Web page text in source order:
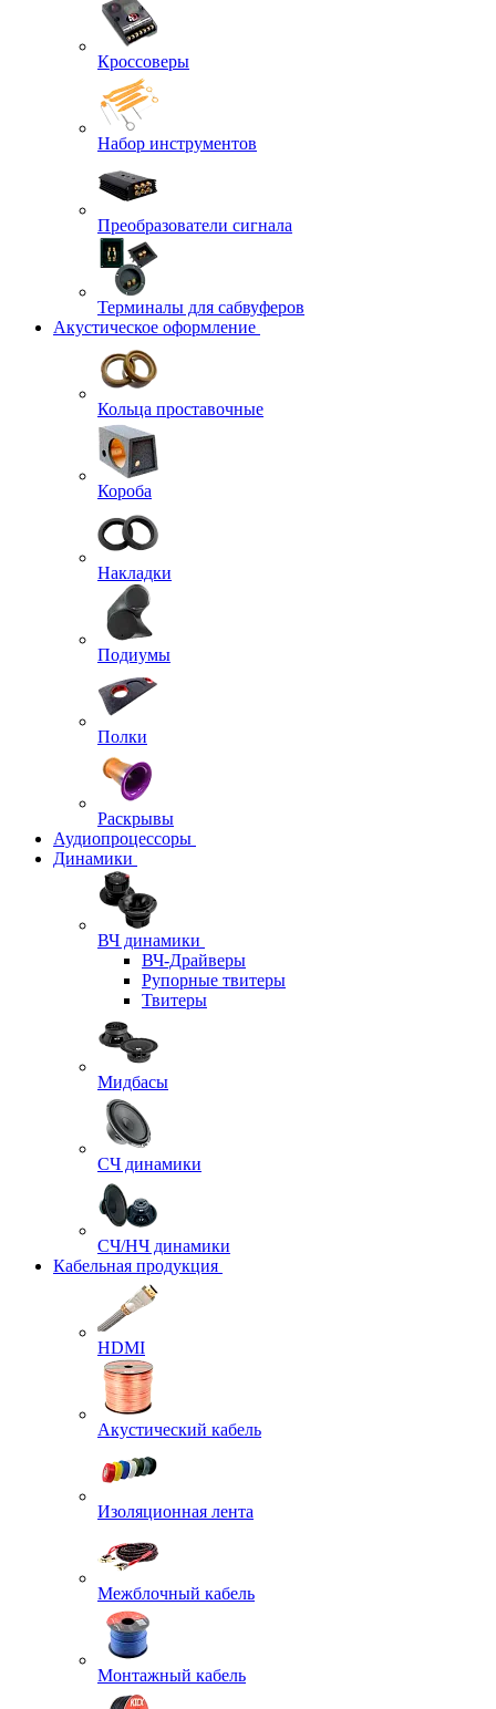
Кроссоверы
Набор инструментов
Преобразователи сигнала
Терминалы для сабвуферов
Акустическое оформление
Кольца проставочные
Короба
Накладки
Подиумы
Полки
Раскрывы
Аудиопроцессоры
Динамики
ВЧ динамики
ВЧ-Драйверы
Рупорные твитеры
Твитеры
Мидбасы
СЧ динамики
СЧ/НЧ динамики
Кабельная продукция
HDMI
Акустический кабель
Изоляционная лента
Межблочный кабель
Монтажный кабель